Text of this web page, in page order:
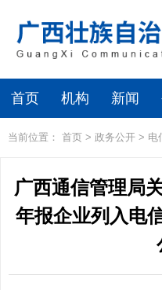
首页 机构 新闻
当前位置： 首页 > 政务公开 > 电
广西通信管理局
年报企业列入电